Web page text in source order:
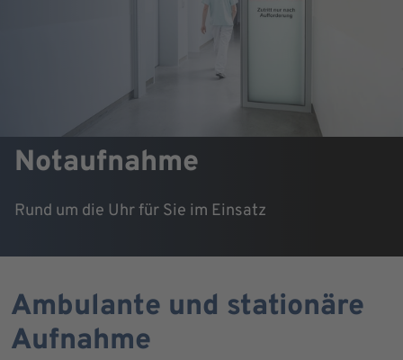
Notaufnahme
Rund um die Uhr für Sie im Einsatz
Ambulante und stationäre
Aufnahme